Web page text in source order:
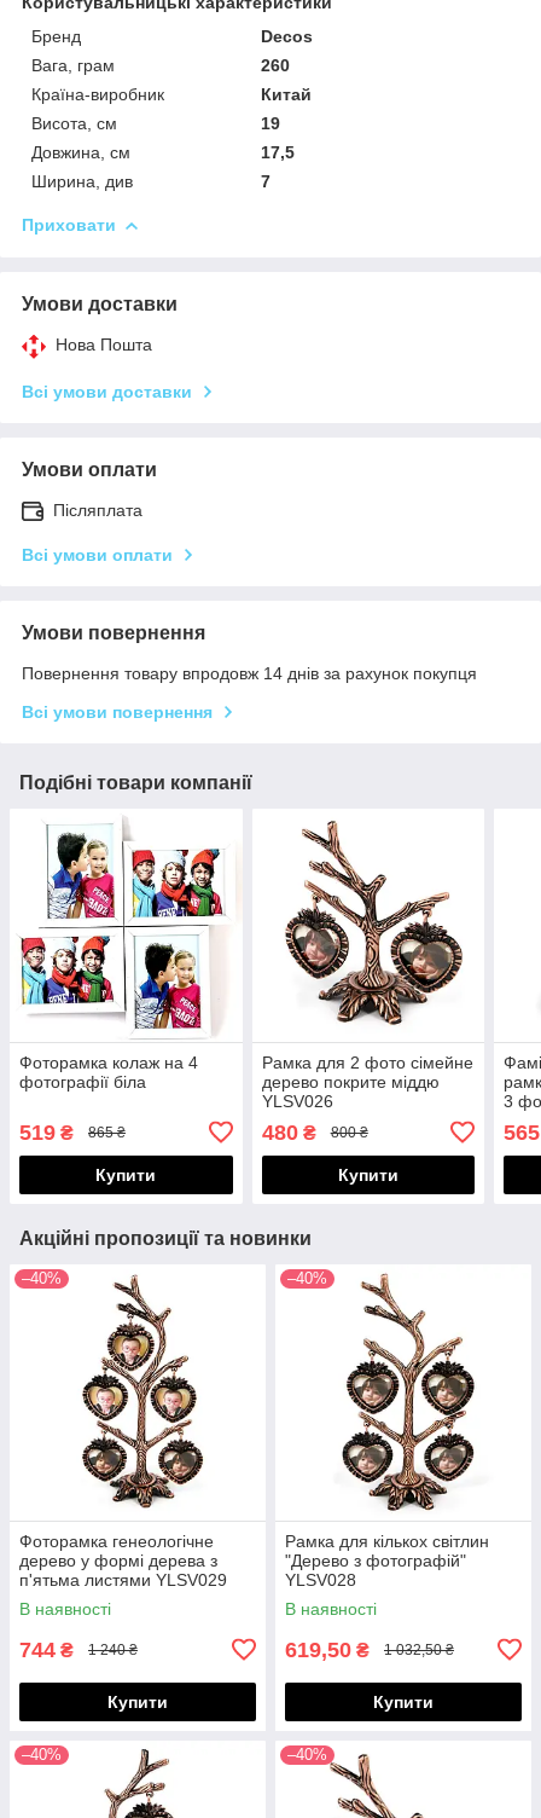
Бренд
Decos
Вага, грам
260
Країна-виробник
Китай
Висота, см
19
Довжина, см
17,5
Ширина, див
7
Приховати
Умови доставки
Нова Пошта
Всі умови доставки
Умови оплати
Післяплата
Всі умови оплати
Умови повернення
Повернення товару впродовж 14 днів за рахунок покупця
Всі умови повернення
Подібні товари компанії
Фоторамка колаж на 4
фотографії біла
519 ₴ 865 ₴
Купити
Рамка для 2 фото сімейне
дерево покрите міддю
YLSV026
480₴ 800 ₴
Купити
3
Акційні пропозиції та новинки
–40%
Фоторамка генеологічне
дерево у формі дерева з
п'ятьма листями YLSV029
В наявності
744 ₴ 1 240 ₴
Купити
–40%
Рамка для кількох світлин
"Дерево з фотографій"
YLSV028
В наявності
619,50 ₴ 1 032,50 ₴
Купити
–40% –40%